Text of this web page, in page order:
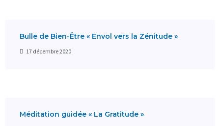
Bulle de Bien-Être « Envol vers la Zénitude »
17 décembre 2020
Méditation guidée « La Gratitude »